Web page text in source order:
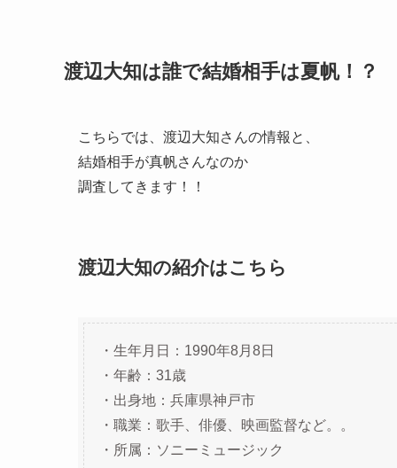
渡辺大知は誰で結婚相手は夏帆！？
こちらでは、渡辺大知さんの情報と、
結婚相手が真帆さんなのか
調査してきます！！
渡辺大知の紹介はこちら
・生年月日：1990年8月8日
・年齢：31歳
・出身地：兵庫県神戸市
・職業：歌手、俳優、映画監督など。。
・所属：ソニーミュージック